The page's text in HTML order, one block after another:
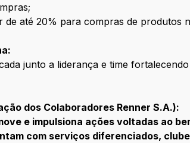
de até 20% para compras de produtos
junto a liderança e time
dos Colaboradores Renner S.A.):
e impulsiona ações voltadas ao
com serviços diferenciados,